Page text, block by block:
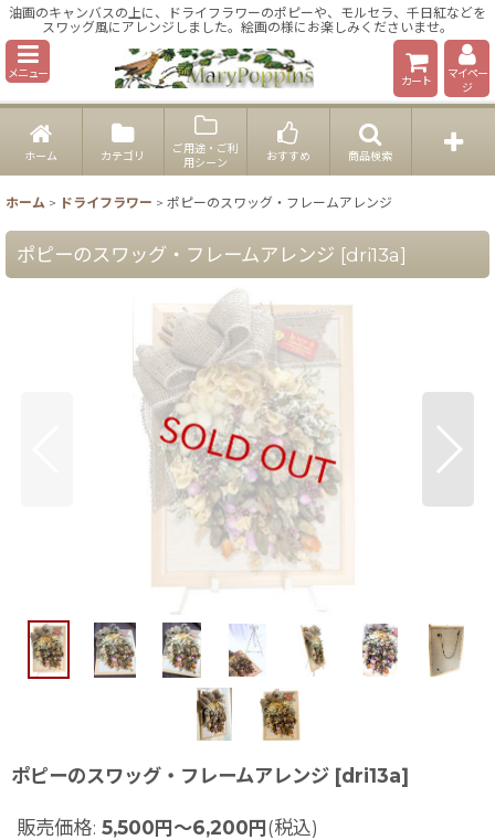
油画のキャンバスの上に、ドライフラワーのポピーや、モルセラ、千日紅などを
スワッグ風にアレンジしました。絵画の様にお楽しみくださいませ。
メニュー カート
マイペー
ジ
ホーム カテゴリ
ご用途・ご利
用シーン
おすすめ 商品検索
ホーム > ドライフラワー > ポピーのスワッグ・フレームアレンジ
ポピーのスワッグ・フレームアレンジ [dri13a]
ポピーのスワッグ・フレームアレンジ [dri13a]
販売価格: 5,500円～6,200円(税込)